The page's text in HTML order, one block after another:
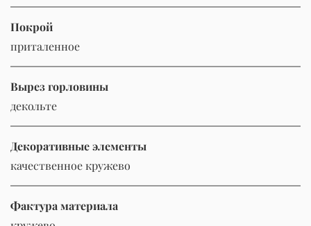
Покрой
приталенное
Вырез горловины
декольте
Декоративные элементы
качественное кружево
Фактура материала